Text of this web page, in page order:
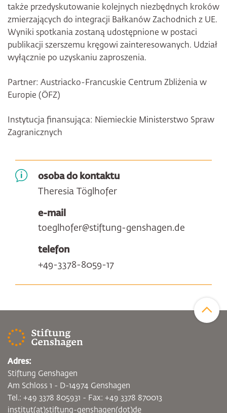
także przedyskutowanie kolejnych niezbędnych kroków
zmierzających do integracji Bałkanów Zachodnich z UE.
Wyniki spotkania zostaną udostępnione w postaci
publikacji szerszemu kręgowi zainteresowanych. Udział
wyłącznie po uzyskaniu zaproszenia.
Partner: Austriacko-Francuskie Centrum Zbliżenia w
Europie (ÖFZ)
Instytucja finansująca: Niemieckie Ministerstwo Spraw
Zagranicznych
osoba do kontaktu
Theresia Töglhofer
e-mail
toeglhofer@stiftung-genshagen.de
telefon
+49-3378-8059-17
Adres:
Stiftung Genshagen
Am Schloss 1 - D-14974 Genshagen
Tel.: +49 3378 805931 - Fax: +49 3378 870013
institut(at)stiftung-genshagen(dot)de